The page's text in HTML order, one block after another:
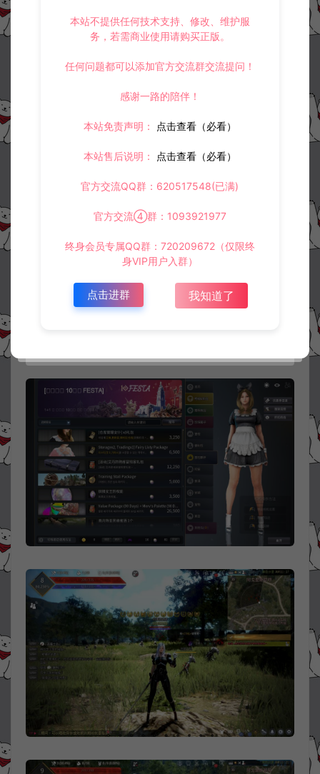
本站不提供任何技术支持、修改、维护服
务，若需商业使用请购买正版。
任何问题都可以添加官方交流群交流提问！
感谢一路的陪伴！
本站免责声明： 点击查看（必看）
本站售后说明： 点击查看（必看）
官方交流QQ群：620517548(已满)
官方交流④群：1093921977
终身会员专属QQ群：720209672（仅限终
身VIP用户入群）
点击进群 我知道了